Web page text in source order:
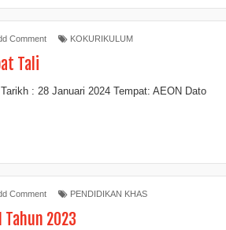
Comment KOKURIKULUM
Tali
: 28 Januari 2024 Tempat: AEON Dato
Comment PENDIDIKAN KHAS
Tahun 2023